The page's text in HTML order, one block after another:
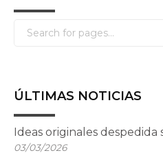
ÚLTIMAS NOTICIAS
Ideas originales
03/03/2026